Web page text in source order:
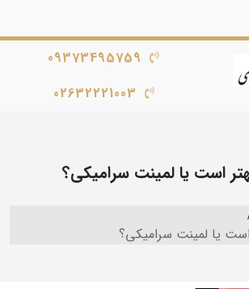
09373495759
02632221003
است یا لمینت سرامیکی؟
است یا لمینت سرامیکی؟